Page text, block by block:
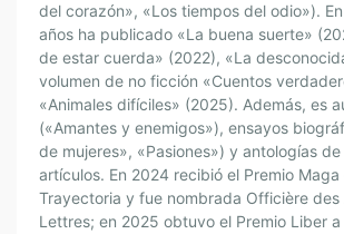
del corazón», «Los tiempos del odio»).
años ha publicado «La buena suerte»
de estar cuerda» (2022), «La
volumen de no ficción «Cuentos
«Animales difíciles» (2025). Además, es
(«Amantes y enemigos»), ensayos
de mujeres», «Pasiones») y antologías
artículos. En 2024 recibió el Premio
Trayectoria y fue nombrada Officière des
Lettres; en 2025 obtuvo el Premio Liber a